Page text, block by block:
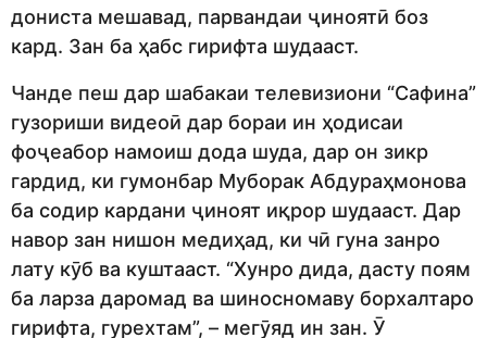
дониста мешавад, парвандаи ҷиноятӣ боз
кард. Зан ба ҳабс гирифта шудааст.
Чанде пеш дар шабакаи телевизиони “Сафина”
гузориши видеоӣ дар бораи ин ҳодисаи
фоҷеабор намоиш дода шуда, дар он зикр
гардид, ки гумонбар Муборак Абдураҳмонова
ба содир кардани ҷиноят иқрор шудааст. Дар
навор зан нишон медиҳад, ки чӣ гуна занро
лату кӯб ва куштааст. “Хунро дида, дасту поям
ба ларза даромад ва шиносномаву борхалтаро
гирифта, гурехтам”, – мегӯяд ин зан. Ӯ